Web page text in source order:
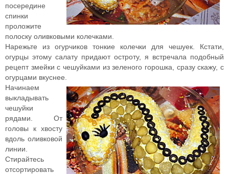
посередине
спинки
проложите
полоску оливковыми колечками.
Нарежьте из огурчиков тонкие колечки для чешуек. Кстати,
огурцы этому салату придают остроту, я встречала подобный
рецепт змейки с чешуйками из зеленого горошка, сразу скажу, с
огурцами вкуснее.
Начинаем
выкладывать
чешуйки
рядами. От
головы к хвосту
вдоль оливковой
линии.
Стирайтесь
отсортировать